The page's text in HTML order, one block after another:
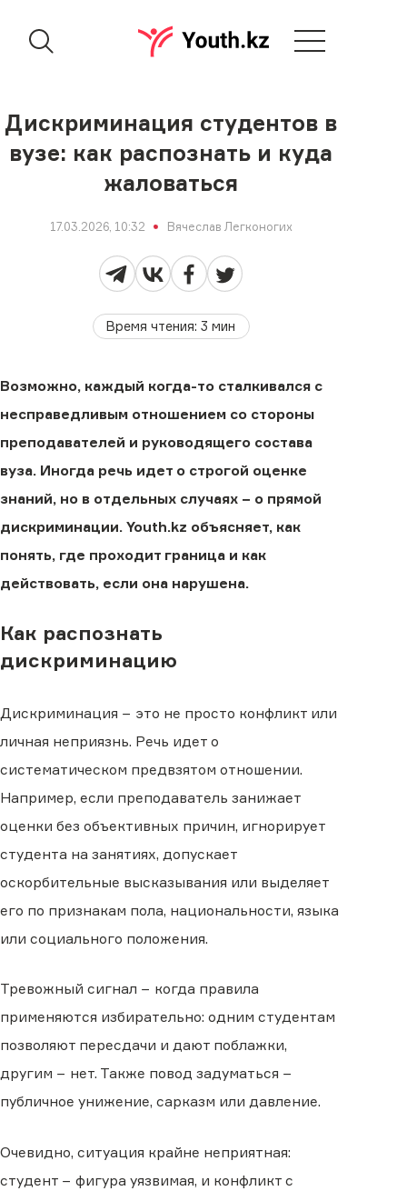
Дискриминация студентов в
вузе: как распознать и куда
жаловаться
17.03.2026, 10:32 Вячеслав Легконогих
Время чтения:3 мин
Возможно, каждый когда-то сталкивался с
несправедливым отношением со стороны
преподавателей и руководящего состава
вуза. Иногда речь идет о строгой оценке
знаний, но в отдельных случаях − о прямой
дискриминации. Youth.kz объясняет, как
понять, где проходит граница и как
действовать, если она нарушена.
Как распознать
дискриминацию
Дискриминация − это не просто конфликт или
личная неприязнь. Речь идет о
систематическом предвзятом отношении.
Например, если преподаватель занижает
оценки без объективных причин, игнорирует
студента на занятиях, допускает
оскорбительные высказывания или выделяет
его по признакам пола, национальности, языка
или социального положения.
Тревожный сигнал − когда правила
применяются избирательно: одним студентам
позволяют пересдачи и дают поблажки,
другим − нет. Также повод задуматься −
публичное унижение, сарказм или давление.
Очевидно, ситуация крайне неприятная:
студент − фигура уязвимая, и конфликт с